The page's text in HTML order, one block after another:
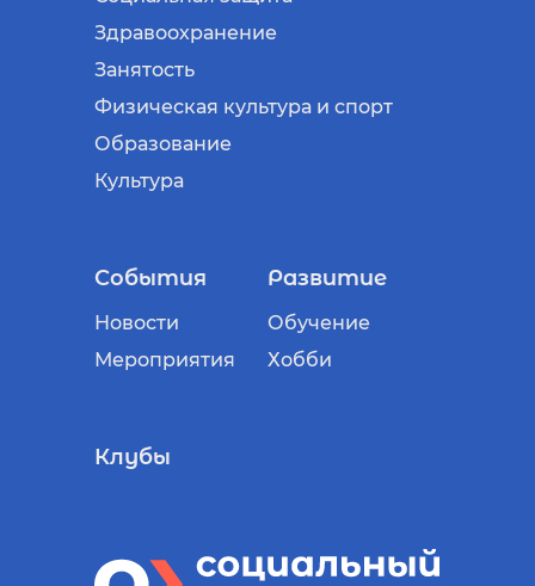
Здравоохранение
Занятость
Физическая культура и спорт
Образование
Культура
События
Новости
Мероприятия
Развитие
Обучение
Хобби
Клубы